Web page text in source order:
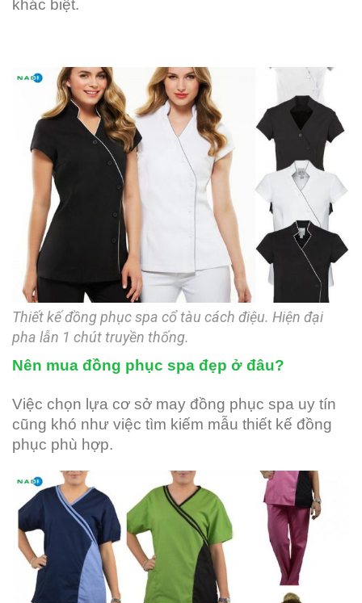
khác biệt.
Thiết kế đồng phục spa cổ tàu cách điệu. Hiện đại
pha lẫn 1 chút truyền thống.
Nên mua đồng phục spa đẹp ở đâu?
Việc chọn lựa cơ sở may đồng phục spa uy tín
cũng khó như việc tìm kiếm mẫu thiết kế đồng
phục phù hợp.